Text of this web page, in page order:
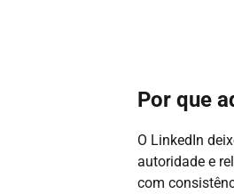
Por que
O LinkedIn
autoridade e
com